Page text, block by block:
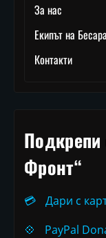
За нас
Екипът на
Контакти
Подкрепи
Фронт“
💳
Дари с
💠
PayPal